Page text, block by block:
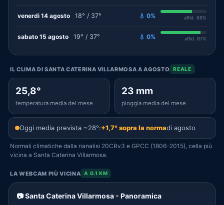
venerdì 14 agosto 18° / 37° 💧 0% affid. 69%
sabato 15 agosto 19° / 37° 💧 0% affid. 87%
IL CLIMA DI SANTA CATERINA VILLARMOSA A AGOSTO REALE
25,8°
temperatura media del mese
23 mm
pioggia media del mese
Oggi media prevista ~28°:+1,7° sopra la normadi agosto
Normali climatiche dalla rianalisi 20CRv3 e GPCC (1806–2015), cella più
vicina a Santa Caterina Villarmosa.
LA WEBCAM PIÙ VICINA A 0.1 KM
📷 Santa Caterina Villarmosa - Panoramica